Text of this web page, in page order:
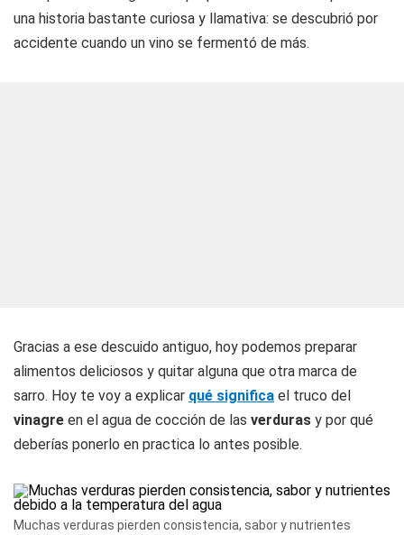
una historia bastante curiosa y llamativa: se descubrió por
accidente cuando un vino se fermentó de más.
Gracias a ese descuido antiguo, hoy podemos preparar
alimentos deliciosos y quitar alguna que otra marca de
sarro. Hoy te voy a explicar qué significa el truco del
vinagre en el agua de cocción de las verduras y por qué
deberías ponerlo en practica lo antes posible.
Muchas verduras pierden consistencia, sabor y nutrientes